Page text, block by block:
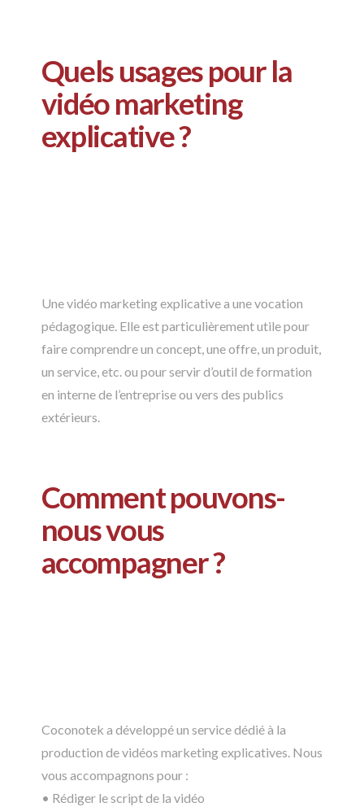
Quels usages pour la
vidéo marketing
explicative ?
Une vidéo marketing explicative a une vocation
pédagogique. Elle est particulièrement utile pour
faire comprendre un concept, une offre, un produit,
un service, etc. ou pour servir d’outil de formation
en interne de l’entreprise ou vers des publics
extérieurs.
Comment pouvons-
nous vous
accompagner ?
Coconotek a développé un service dédié à la
production de vidéos marketing explicatives. Nous
vous accompagnons pour :
• Rédiger le script de la vidéo